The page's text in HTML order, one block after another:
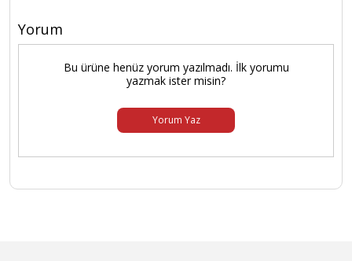
Yorum
Bu ürüne henüz yorum yazılmadı. İlk yorumu
yazmak ister misin?
Yorum Yaz